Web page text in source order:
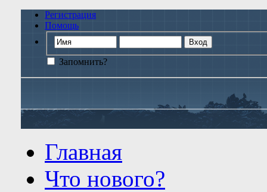
Регистрация
Помощь
Запомнить?
Главная
Что нового?